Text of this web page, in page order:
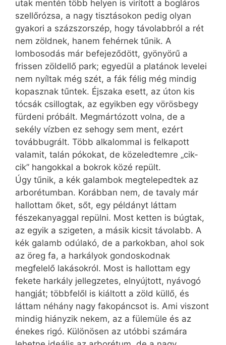
utak mentén több helyen is virított a bogláros
szellőrózsa, a nagy tisztásokon pedig olyan
gyakori a százszorszép, hogy távolabbról a rét
nem zöldnek, hanem fehérnek tűnik. A
lombosodás már befejeződött, gyönyörű a
frissen zöldellő park; egyedül a platánok levelei
nem nyíltak még szét, a fák félig még mindig
kopasznak tűntek. Éjszaka esett, az úton kis
tócsák csillogtak, az egyikben egy vörösbegy
fürdeni próbált. Megmártózott volna, de a
sekély vízben ez sehogy sem ment, ezért
továbbugrált. Több alkalommal is felkapott
valamit, talán pókokat, de köze­led­temre „cik-
cik” hangokkal a bokrok közé repült.
Úgy tűnik, a kék galambok megtelepedtek az
arborétumban. Korábban nem, de tavaly már
hallottam őket, sőt, egy példányt láttam
fészekanyaggal repülni. Most ketten is búgtak,
az egyik a szigeten, a másik kicsit távolabb. A
kék galamb odúlakó, de a parkokban, ahol sok
az öreg fa, a harkályok gondoskodnak
megfelelő lakásokról. Most is hallottam egy
fekete harkály jellegzetes, elnyújtott, nyávogó
hangját; többfelől is kiáltott a zöld küllő, és
láttam néhány nagy fakopáncsot is. Ami viszont
mindig hiányzik nekem, az a fülemüle és az
énekes rigó. Különösen az utóbbi számára